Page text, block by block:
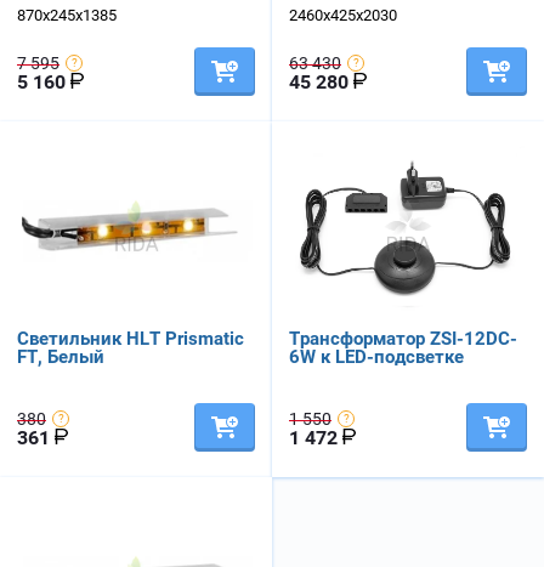
870х245х1385
7 595
5 160
2460х425х2030
63 430
45 280
Светильник HLT Prismatic
FT, Белый
380
361
Трансформатор ZSI-12DC-
6W к LED-подсветке
1 550
1 472